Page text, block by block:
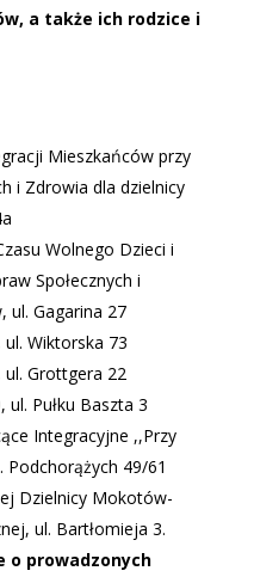
a także ich rodzice i
Mieszkańców przy
i Zdrowia dla dzielnicy
Wolnego Dzieci i
Społecznych i
ul. Gagarina 27
Wiktorska 73
Grottgera 22
ul. Pułku Baszta 3
Integracyjne ,,Przy
Podchorążych 49/61
Dzielnicy Mokotów-
ul. Bartłomieja 3.
o prowadzonych